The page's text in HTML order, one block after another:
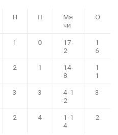
Н П
Мя
чи
О
1 0
17‑
2
1
6
2 1
14‑
8
1
1
3 3
4‑1
2
3
2 4
1‑1
4
2